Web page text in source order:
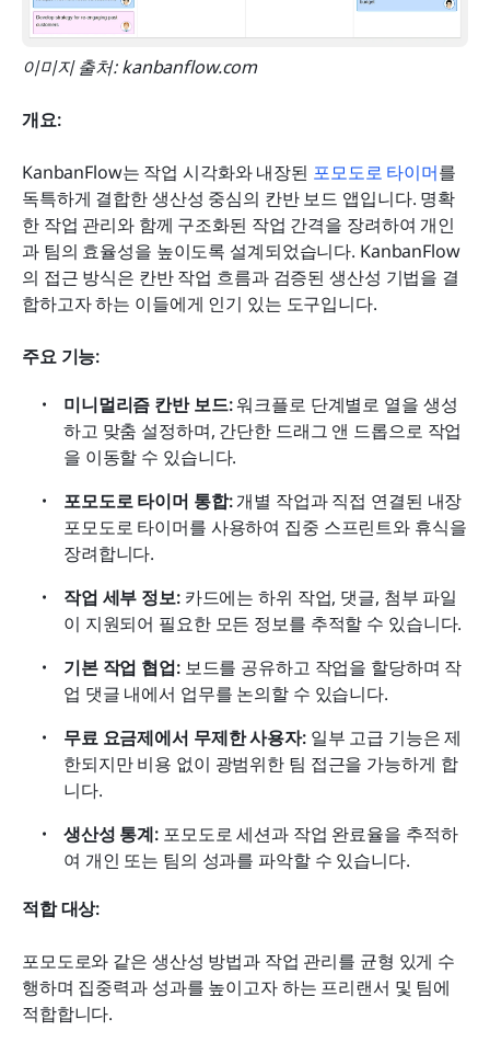
이미지 출처: kanbanflow.com
개요:
KanbanFlow는 작업 시각화와 내장된 포모도로 타이머를
독특하게 결합한 생산성 중심의 칸반 보드 앱입니다. 명확
한 작업 관리와 함께 구조화된 작업 간격을 장려하여 개인
과 팀의 효율성을 높이도록 설계되었습니다. KanbanFlow
의 접근 방식은 칸반 작업 흐름과 검증된 생산성 기법을 결
합하고자 하는 이들에게 인기 있는 도구입니다.
주요 기능:
미니멀리즘 칸반 보드: 워크플로 단계별로 열을 생성
하고 맞춤 설정하며, 간단한 드래그 앤 드롭으로 작업
을 이동할 수 있습니다.
포모도로 타이머 통합: 개별 작업과 직접 연결된 내장
포모도로 타이머를 사용하여 집중 스프린트와 휴식을
장려합니다.
작업 세부 정보: 카드에는 하위 작업, 댓글, 첨부 파일
이 지원되어 필요한 모든 정보를 추적할 수 있습니다.
기본 작업 협업: 보드를 공유하고 작업을 할당하며 작
업 댓글 내에서 업무를 논의할 수 있습니다.
무료 요금제에서 무제한 사용자: 일부 고급 기능은 제
한되지만 비용 없이 광범위한 팀 접근을 가능하게 합
니다.
생산성 통계: 포모도로 세션과 작업 완료율을 추적하
여 개인 또는 팀의 성과를 파악할 수 있습니다.
적합 대상:
포모도로와 같은 생산성 방법과 작업 관리를 균형 있게 수
행하며 집중력과 성과를 높이고자 하는 프리랜서 및 팀에
적합합니다.